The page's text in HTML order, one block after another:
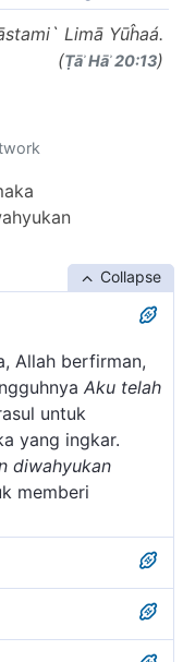
Limā Yūĥaá.
(Ṭāʾ Hāʾ 20:13)
Collapse
Allah berfirman,
Aku telah
untuk
yang ingkar.
diwahyukan
memberi
Dia telah
nabi dan